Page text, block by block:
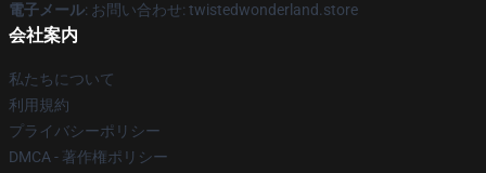
電子メール: お問い合わせ: twistedwonderland.store
会社案内
私たちについて
利用規約
プライバシーポリシー
DMCA - 著作権ポリシー